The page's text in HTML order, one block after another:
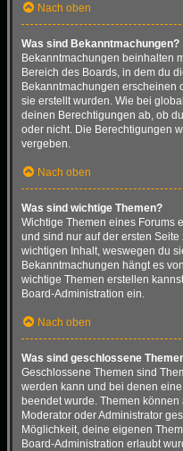
Nach oben
Was sind Bekanntmachungen?
Bekanntmachungen beinhalten
Bereich des Boards, in dem du
Bekanntmachungen erscheinen
sie erstellt wurden. Wie bei
deinen Berechtigungen ab, ob
oder nicht. Die Berechtigungen
vergeben.
Nach oben
Was sind wichtige Themen?
Wichtige Themen eines Forums
und sind nur auf der ersten
wichtigen Inhalt, weswegen du
Bekanntmachungen hängt es
wichtige Themen erstellen
Board-Administration ein.
Nach oben
Was sind geschlossene
Geschlossene Themen sind
werden kann und bei denen
beendet wurde. Themen
Moderator oder Administrator
Möglichkeit, deine eigenen
Board-Administration erlaubt